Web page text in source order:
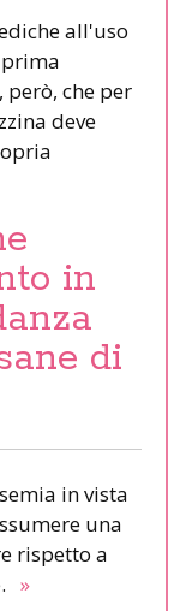
all'uso
però, che per
deve
in
di
in vista
una
rispetto a
»